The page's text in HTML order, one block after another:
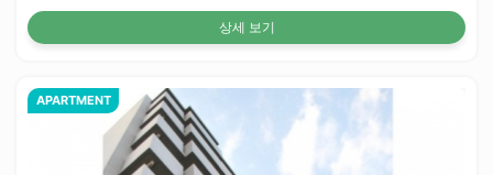
상세 보기
APARTMENT